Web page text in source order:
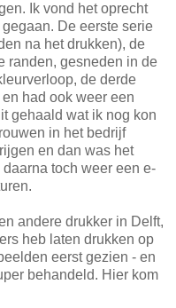
Ik vond het oprecht
De eerste serie
na het drukken), de
randen, gesneden in de
de derde
had ook weer een
gehaald wat ik nog kon
in het bedrijf
en dan was het
toch weer een e-
andere drukker in Delft,
heb laten drukken op
eerst gezien - en
behandeld. Hier kom